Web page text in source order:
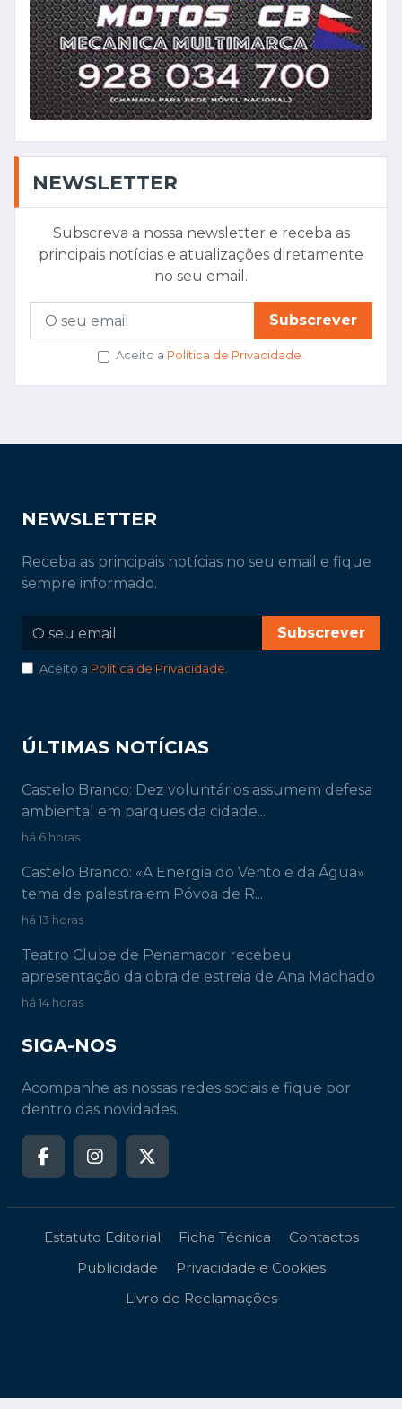
NEWSLETTER
Subscreva a nossa newsletter e receba as
principais notícias e atualizações diretamente
no seu email.
Subscrever
Aceito a Política de Privacidade.
NEWSLETTER
Receba as principais notícias no seu email e fique
sempre informado.
Subscrever
Aceito a Política de Privacidade.
ÚLTIMAS NOTÍCIAS
Castelo Branco: Dez voluntários assumem defesa
ambiental em parques da cidade...
há 6 horas
Castelo Branco: «A Energia do Vento e da Água»
tema de palestra em Póvoa de R...
há 13 horas
Teatro Clube de Penamacor recebeu
apresentação da obra de estreia de Ana Machado
há 14 horas
SIGA-NOS
Acompanhe as nossas redes sociais e fique por
dentro das novidades.
Estatuto Editorial Ficha Técnica
Contactos
Publicidade
Privacidade e Cookies
Livro de Reclamações